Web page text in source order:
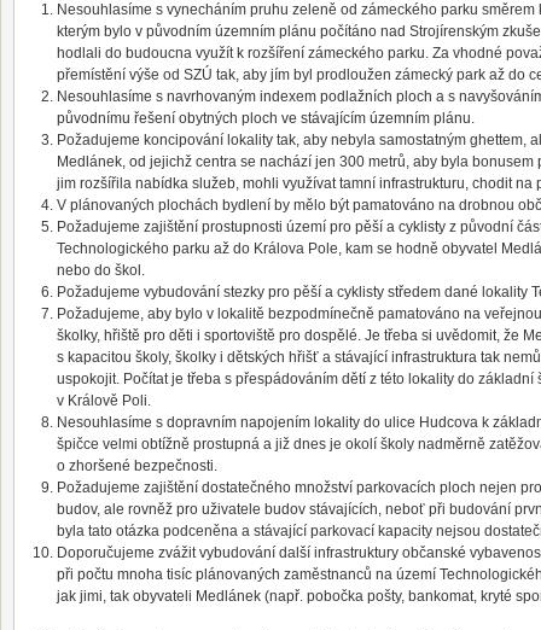
Nesouhlasíme s vynecháním pruhu zeleně od zámeckého parku směrem
kterým bylo v původním územním plánu počítáno nad Strojírenským
hodlali do budoucna využít k rozšíření zámeckého parku. Za vhodné
přemístění výše od SZÚ tak, aby jím byl prodloužen zámecký park až do
Nesouhlasíme s navrhovaným indexem podlažních ploch a s
původnímu řešení obytných ploch ve stávajícím územním plánu.
Požadujeme koncipování lokality tak, aby nebyla samostatným ghettem,
Medlánek, od jejichž centra se nachází jen 300 metrů, aby byla bonusem
jim rozšířila nabídka služeb, mohli využívat tamní infrastrukturu, chodit na
V plánovaných plochách bydlení by mělo být pamatováno na drobnou
Požadujeme zajištění prostupnosti území pro pěší a cyklisty z původní
Technologického parku až do Králova Pole, kam se hodně obyvatel
nebo do škol.
Požadujeme vybudování stezky pro pěší a cyklisty středem dané lokality
Požadujeme, aby bylo v lokalitě bezpodmínečně pamatováno na
školky, hřiště pro děti i sportoviště pro dospělé. Je třeba si uvědomit, že
s kapacitou školy, školky i dětských hřišť a stávající infrastruktura tak
uspokojit. Počítat je třeba s přespádováním dětí z této lokality do základní
v Králově Poli.
Nesouhlasíme s dopravním napojením lokality do ulice Hudcova k
špičce velmi obtížně prostupná a již dnes je okolí školy nadměrně
o zhoršené bezpečnosti.
Požadujeme zajištění dostatečného množství parkovacích ploch nejen
budov, ale rovněž pro uživatele budov stávajících, neboť při budování
byla tato otázka podceněna a stávající parkovací kapacity nejsou
Doporučujeme zvážit vybudování další infrastruktury občanské
při počtu mnoha tisíc plánovaných zaměstnanců na území
jak jimi, tak obyvateli Medlánek (např. pobočka pošty, bankomat, kryté